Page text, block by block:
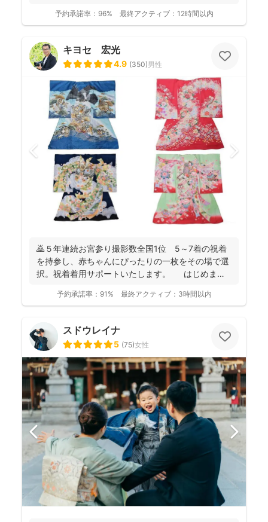
予約承諾率： 96% 最終アクティブ： 12時間以内
キヨセ 宏光
4.9 (350)男性
🙇５年連続お宮参り撮影数全国1位 5～7着の祝着
を持参し、赤ちゃんにぴったりの一枚をその場で選
択。祝着着用サポートいたします。 はじめまし
予約承諾率： 91% 最終アクティブ： 3時間以内
スドウレイナ
5 (75)女性